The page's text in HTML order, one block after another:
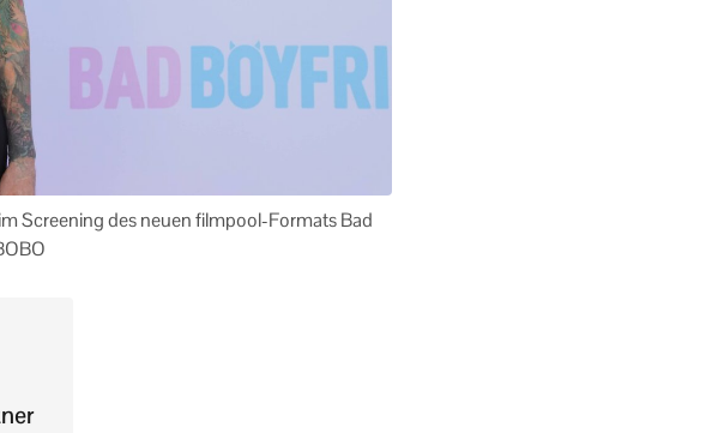
Screening des neuen filmpool-Formats Bad